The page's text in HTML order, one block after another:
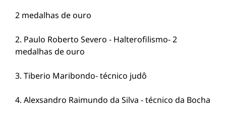
2 medalhas de ouro
2. ⁠Paulo Roberto Severo - Halterofilismo- 2
medalhas de ouro
3. ⁠Tiberio Maribondo- técnico judô
4. ⁠Alexsandro Raimundo da Silva - técnico da Bocha